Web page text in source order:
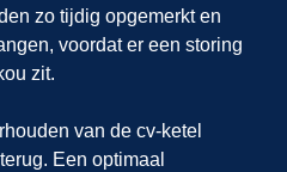
zo tijdig opgemerkt en
voordat er een storing
zit.
van de cv-ketel
Een optimaal